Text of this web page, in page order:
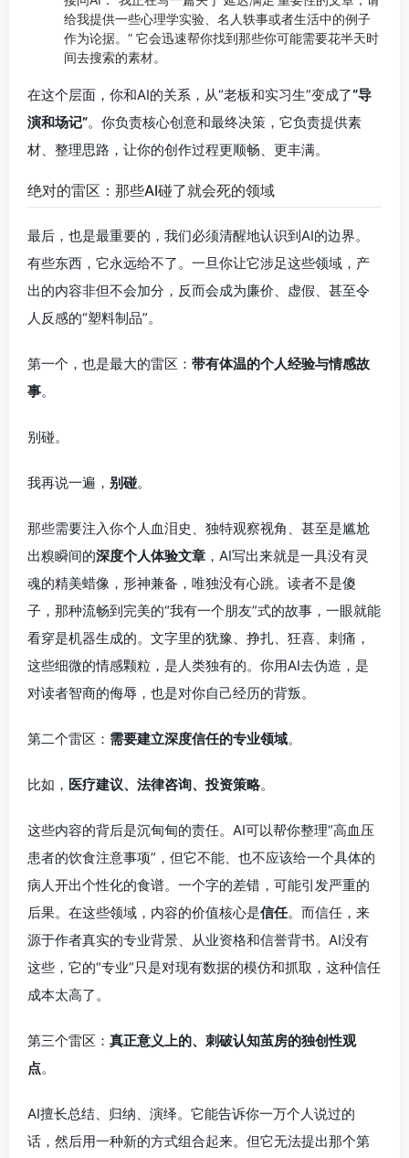
给我提供一些心理学实验、名人轶事或者生活中的例子
作为论据。” 它会迅速帮你找到那些你可能需要花半天时
间去搜索的素材。
在这个层面，你和AI的关系，从“老板和实习生”变成了“导
演和场记”。你负责核心创意和最终决策，它负责提供素
材、整理思路，让你的创作过程更顺畅、更丰满。
绝对的雷区：那些AI碰了就会死的领域
最后，也是最重要的，我们必须清醒地认识到AI的边界。
有些东西，它永远给不了。一旦你让它涉足这些领域，产
出的内容非但不会加分，反而会成为廉价、虚假、甚至令
人反感的“塑料制品”。
第一个，也是最大的雷区： 带有体温的个人经验与情感故
事。
别碰。
我再说一遍， 别碰。
那些需要注入你个人血泪史、独特观察视角、甚至是尴尬
出糗瞬间的深度个人体验文章 ，AI写出来就是一具没有灵
魂的精美蜡像，形神兼备，唯独没有心跳。读者不是傻
子，那种流畅到完美的“我有一个朋友”式的故事，一眼就能
看穿是机器生成的。文字里的犹豫、挣扎、狂喜、刺痛，
这些细微的情感颗粒，是人类独有的。你用AI去伪造，是
对读者智商的侮辱，也是对你自己经历的背叛。
第二个雷区： 需要建立深度信任的专业领域。
比如， 医疗建议、法律咨询、投资策略。
这些内容的背后是沉甸甸的责任。AI可以帮你整理“高血压
患者的饮食注意事项”，但它不能、也不应该给一个具体的
病人开出个性化的食谱。一个字的差错，可能引发严重的
后果。在这些领域，内容的价值核心是信任。而信任，来
源于作者真实的专业背景、从业资格和信誉背书。AI没有
这些，它的“专业”只是对现有数据的模仿和抓取，这种信任
成本太高了。
第三个雷区： 真正意义上的、刺破认知茧房的独创性观
点。
AI擅长总结、归纳、演绎。它能告诉你一万个人说过的
话，然后用一种新的方式组合起来。但它无法提出那个第